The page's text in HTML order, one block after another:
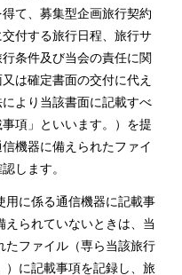
て、募集型企画旅行契約
付する旅行日程、旅行サ
条件及び当会の責任に関
は確定書面の交付に代え
より当該書面に記載すべ
項」といいます。）を提
機器に備えられたファイ
します。
用に係る通信機器に記載事
られていないときは、当
たファイル（専ら当該旅行
）に記載事項を記録し、旅